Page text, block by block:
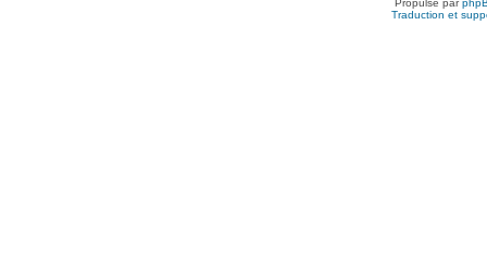
Propulsé par
Traduction et